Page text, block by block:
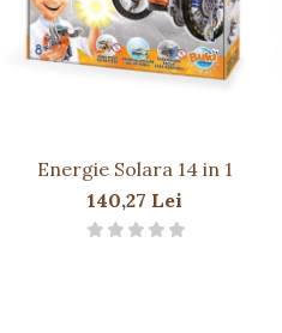
Energie Solara 14 in 1
140,27 Lei